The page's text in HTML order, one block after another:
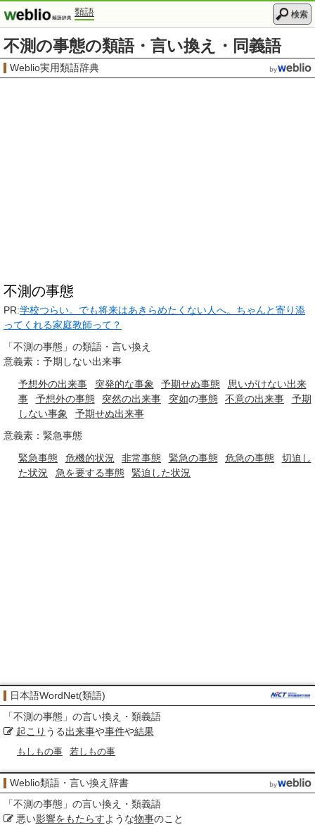
類語 検索
不測の事態の類語・言い換え・同義語
Weblio実用類語辞典
不測の事態
PR:学校つらい。でも将来はあきらめたくない人へ。ちゃんと寄り添
ってくれる家庭教師って？
「不測の事態」の類語・言い換え
意義素：予期しない出来事
予想外の出来事
突発的な事象 予期せぬ事態
思いがけない出来
事
予想外の事態 突然の出来事 突如の事態 不意の出来事
予期
しない事象
予期せぬ出来事
意義素：緊急事態
緊急事態
危機的状況 非常事態 緊急の事態 危急の事態
切迫し
た状況 急を要する事態 緊迫した状況
日本語WordNet(類語)
「不測の事態 」の言い換え・類義語
起こり うる出来事や事件や結果
もしもの事 若しもの事
Weblio類語・言い換え辞書
「不測の事態 」の言い換え・類義語
悪い影響をもたらすような物事のこと